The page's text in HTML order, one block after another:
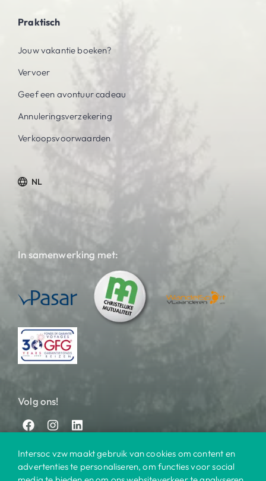
Praktisch
Jouw vakantie boeken?
Vervoer
Geef een avontuur cadeau
Annuleringsverzekering
Verkoopsvoorwaarden
NL
In samenwerking met:
Volg ons!
Intersoc vzw maakt gebruik van cookies om content en
advertenties te personaliseren, om functies voor social